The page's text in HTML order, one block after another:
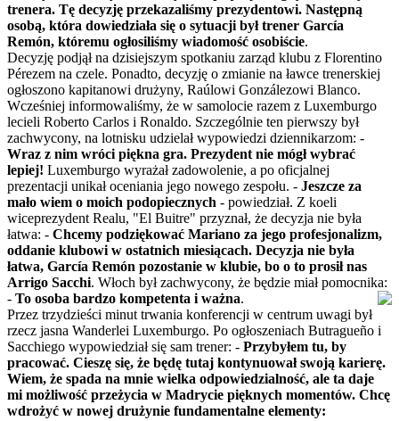
trenera. Tę decyzję przekazaliśmy prezydentowi. Następną
osobą, która dowiedziała się o sytuacji był trener García
Remón, któremu ogłosiliśmy wiadomość osobiście.
Decyzję podjął na dzisiejszym spotkaniu zarząd klubu z Florentino
Pérezem na czele. Ponadto, decyzję o zmianie na ławce trenerskiej
ogłoszono kapitanowi drużyny, Raúlowi Gonzálezowi Blanco.
Wcześniej informowaliśmy, że w samolocie razem z Luxemburgo
lecieli Roberto Carlos i Ronaldo. Szczególnie ten pierwszy był
zachwycony, na lotnisku udzielał wypowiedzi dziennikarzom: -
Wraz z nim wróci piękna gra. Prezydent nie mógł wybrać
lepiej! Luxemburgo wyrażał zadowolenie, a po oficjalnej
prezentacji unikał oceniania jego nowego zespołu. - Jeszcze za
mało wiem o moich podopiecznych - powiedział. Z koeli
wiceprezydent Realu, "El Buitre" przyznał, że decyzja nie była
łatwa: - Chcemy podziękować Mariano za jego profesjonalizm,
oddanie klubowi w ostatnich miesiącach. Decyzja nie była
łatwa, García Remón pozostanie w klubie, bo o to prosił nas
Arrigo Sacchi. Włoch był zachwycony, że będzie miał pomocnika:
- To osoba bardzo kompetenta i ważna.
Przez trzydzieści minut trwania konferencji w centrum uwagi był
rzecz jasna Wanderlei Luxemburgo. Po ogłoszeniach Butragueño i
Sacchiego wypowiedział się sam trener: - Przybyłem tu, by
pracować. Cieszę się, że będę tutaj kontynuował swoją karierę.
Wiem, że spada na mnie wielka odpowiedzialność, ale ta daje
mi możliwość przeżycia w Madrycie pięknych momentów. Chcę
wdrożyć w nowej drużynie fundamentalne elementy: